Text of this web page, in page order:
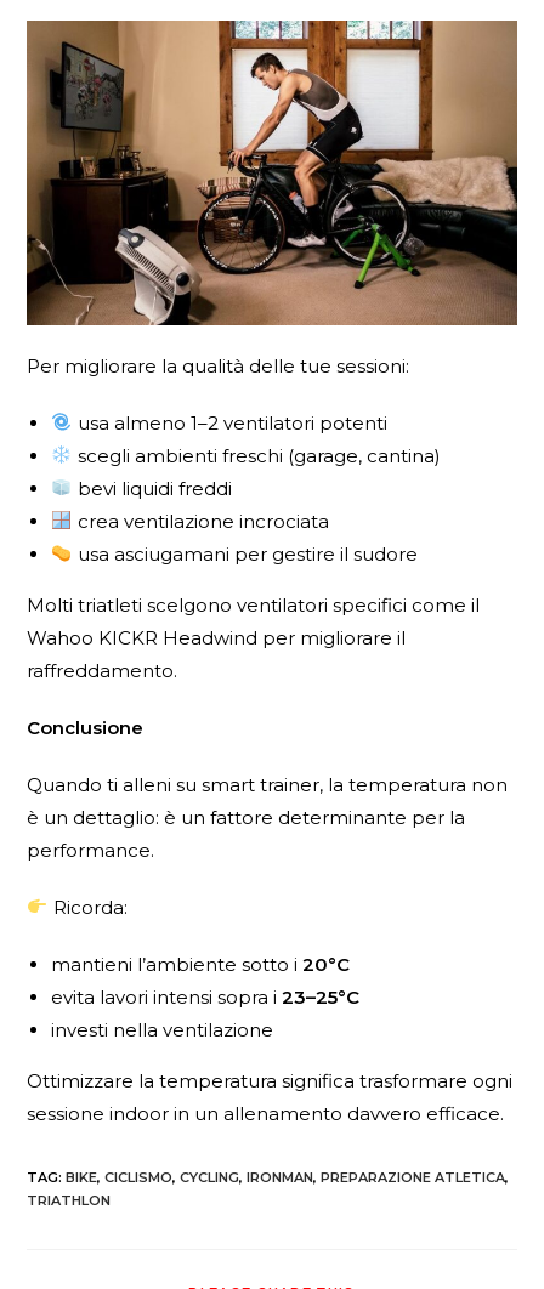
Per migliorare la qualità delle tue sessioni:
usa almeno 1–2 ventilatori potenti
scegli ambienti freschi (garage, cantina)
bevi liquidi freddi
crea ventilazione incrociata
usa asciugamani per gestire il sudore
Molti triatleti scelgono ventilatori specifici come il
Wahoo KICKR Headwind per migliorare il
raffreddamento.
Conclusione
Quando ti alleni su smart trainer, la temperatura non
è un dettaglio: è un fattore determinante per la
performance.
Ricorda:
mantieni l’ambiente sotto i20°C
evita lavori intensi sopra i23–25°C
investi nella ventilazione
Ottimizzare la temperatura significa trasformare ogni
sessione indoor in un allenamento davvero efficace.
TAG:BIKE, CICLISMO, CYCLING, IRONMAN, PREPARAZIONE ATLETICA,
TRIATHLON